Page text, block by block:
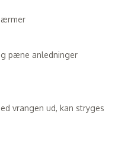
pæne anledninger
vrangen ud, kan stryges